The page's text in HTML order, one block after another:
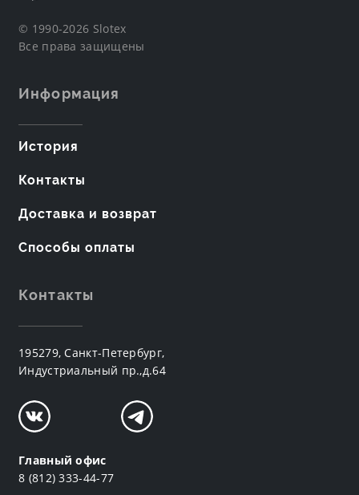
© 1990-2026 Slotex
Все права защищены
Информация
История
Контакты
Доставка и возврат
Способы оплаты
Контакты
195279, Санкт-Петербург,
Индустриальный пр.,д.64
Главный офис
8 (812) 333-44-77